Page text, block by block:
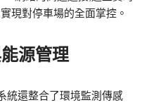
現對停車場的全面掌控。
源管理
統還整合了環境監測傳感